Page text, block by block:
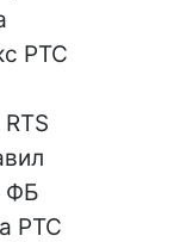
РТС
ФБ
РТС